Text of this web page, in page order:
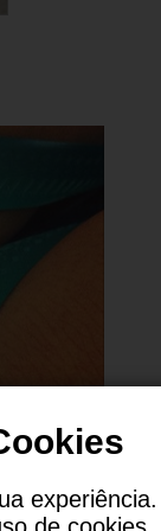
experiência.
de cookies